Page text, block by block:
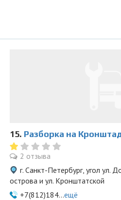
15. Разборка на
2 отзыва
г. Санкт-Петербург, угол ул.
острова и ул. Кронштатской
+7(812)184...ещё